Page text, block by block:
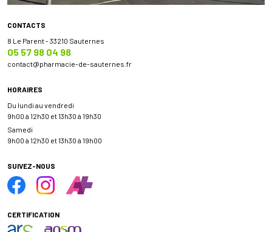
CONTACTS
8 Le Parent - 33210 Sauternes
05 57 98 04 98
contact@pharmacie-de-sauternes.fr
HORAIRES
Du lundi au vendredi
9h00 à 12h30 et 13h30 à 19h30
Samedi
9h00 à 12h30 et 13h30 à 19h00
SUIVEZ-NOUS
CERTIFICATION